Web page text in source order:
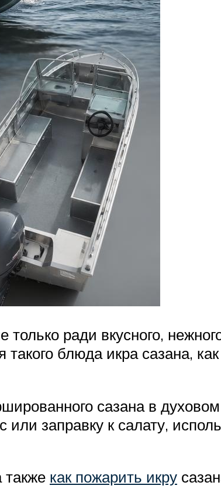
ради вкусного,
блюда икра сазана, как
сазана в
или заправку к салату,
также как пожарить икру